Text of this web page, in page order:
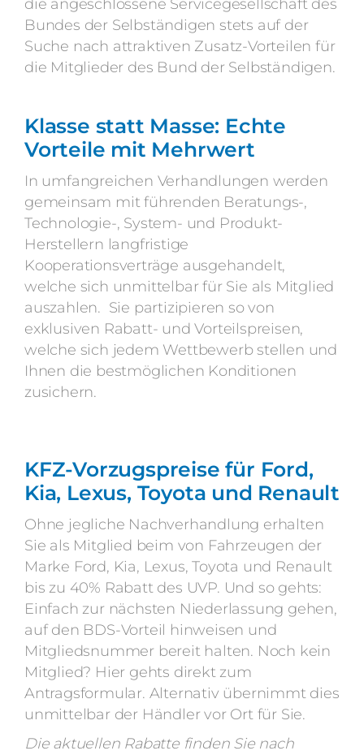
die angeschlossene Servicegesellschaft des
Bundes der Selbständigen stets auf der
Suche nach attraktiven Zusatz-Vorteilen für
die Mitglieder des Bund der Selbständigen.
Klasse statt Masse: Echte
Vorteile mit Mehrwert
In umfangreichen Verhandlungen werden
gemeinsam mit führenden Beratungs-,
Technologie-, System- und Produkt-
Herstellern langfristige
Kooperationsverträge ausgehandelt,
welche sich unmittelbar für Sie als Mitglied
auszahlen. Sie partizipieren so von
exklusiven Rabatt- und Vorteilspreisen,
welche sich jedem Wettbewerb stellen und
Ihnen die bestmöglichen Konditionen
zusichern.
KFZ-Vorzugspreise für Ford,
Kia, Lexus, Toyota und Renault
Ohne jegliche Nachverhandlung erhalten
Sie als Mitglied beim von Fahrzeugen der
Marke Ford, Kia, Lexus, Toyota und Renault
bis zu 40% Rabatt des UVP. Und so gehts:
Einfach zur nächsten Niederlassung gehen,
auf den BDS-Vorteil hinweisen und
Mitgliedsnummer bereit halten. Noch kein
Mitglied? Hier gehts direkt zum
Antragsformular. Alternativ übernimmt dies
unmittelbar der Händler vor Ort für Sie.
Die aktuellen Rabatte finden Sie nach